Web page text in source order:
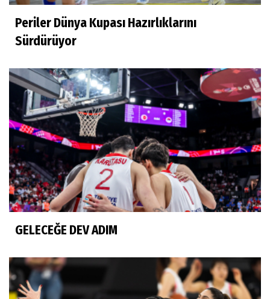
Periler Dünya Kupası Hazırlıklarını
Sürdürüyor
GELECEĞE DEV ADIM